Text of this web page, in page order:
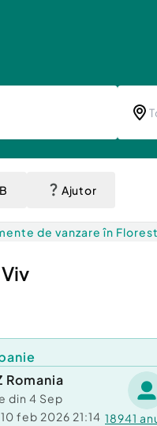
Ajutor
de vanzare în
Romania
din 4 Sep
10 feb 2026 21:14 18941